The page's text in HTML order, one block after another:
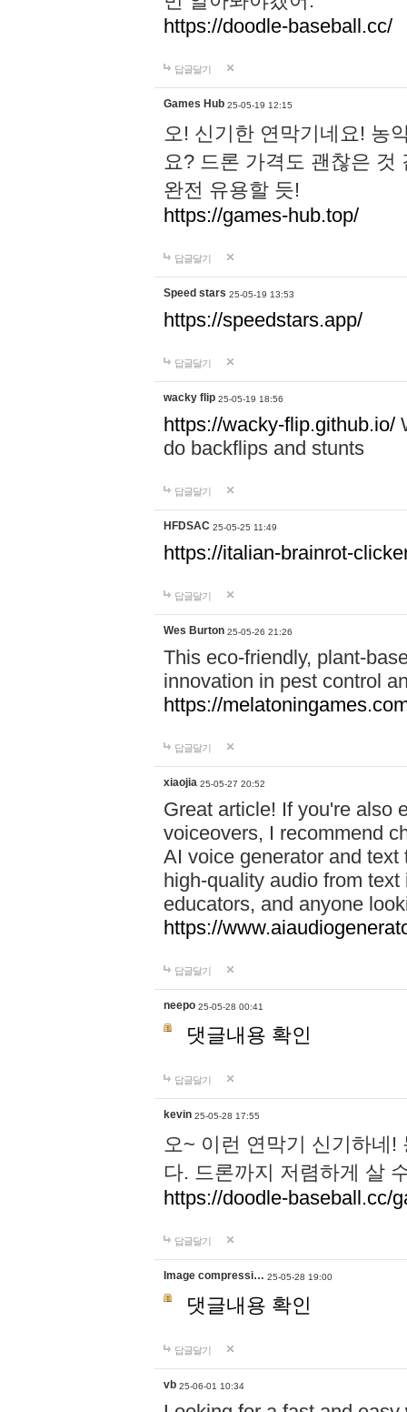
https://doodle-baseball.cc/
답글달기
Games Hub 25-05-19 12:15
오! 신기한 연막기네요! 농
요? 드론 가격도 괜찮은 것
완전 유용할 듯!
https://games-hub.top/
답글달기
Speed stars 25-05-19 13:53
https://speedstars.app/
답글달기
wacky flip 25-05-19 18:56
https://wacky-flip.github.io/
do backflips and stunts
답글달기
HFDSAC 25-05-25 11:49
https://italian-brainrot-
답글달기
Wes Burton 25-05-26 21:26
This eco-friendly, plant-
innovation in pest control
https://
답글달기
xiaojia 25-05-27 20:52
Great article! If you're also
voiceovers, I recommend
AI voice generator and
high-quality audio from
educators, and anyone
https://
답글달기
neepo 25-05-28 00:41
댓글내용 확인
답글달기
kevin 25-05-28 17:55
오~ 이런 연막기 신기하네!
다. 드론까지 저렴하게 살
https://doodle-baseball.cc/
답글달기
Image compressi… 25-05-28 19:00
댓글내용 확인
답글달기
vb 25-06-01 10:34